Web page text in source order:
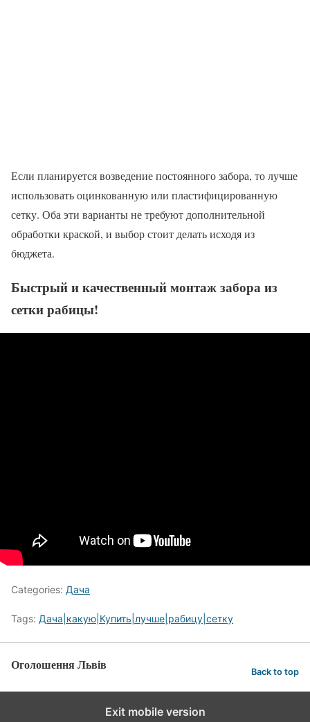
Если планируется возведение постоянного забора, то лучше
использовать оцинкованную или пластифицированную
сетку. Оба эти варианты не требуют дополнительной
обработки краской, и выбор стоит делать исходя из
бюджета.
Быстрый и качественный монтаж забора из
сетки рабицы!
Categories: Дача
Tags: Дача|какую|Купить|лучше|рабицу|сетку
Оголошення Львів Back to top
Exit mobile version